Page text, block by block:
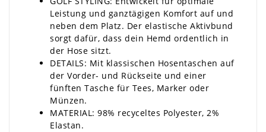
Leistung und ganztägigen Komfort auf und
neben dem Platz. Der elastische Aktivbund
sorgt dafür, dass dein Hemd ordentlich in
der Hose sitzt.
DETAILS: Mit klassischen Hosentaschen auf
der Vorder- und Rückseite und einer
fünften Tasche für Tees, Marker oder
Münzen.
MATERIAL: 98% recyceltes Polyester, 2%
Elastan.